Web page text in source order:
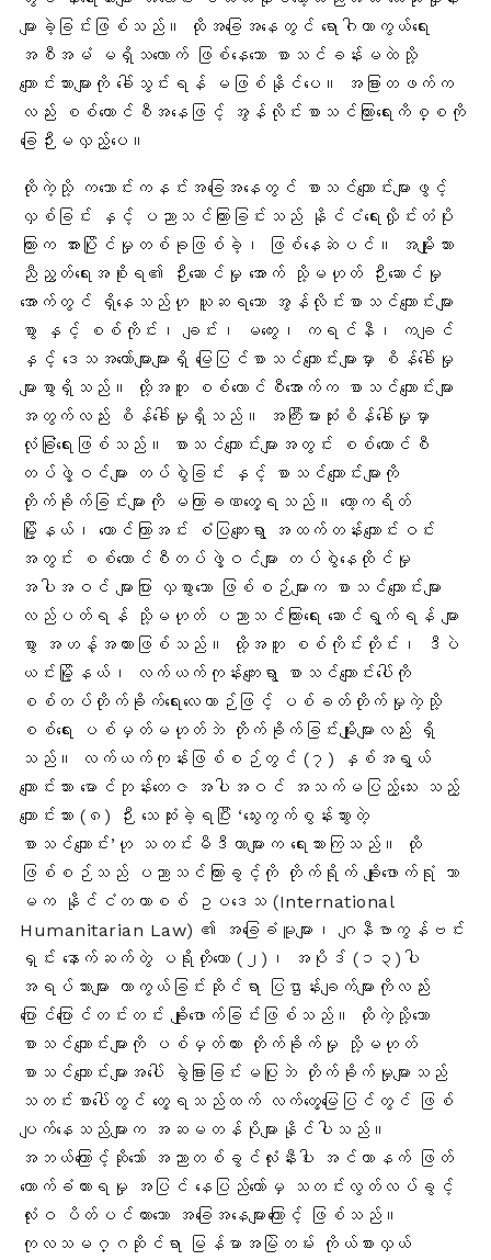
များခဲ့ခြင်းဖြစ်သည် ။ ထိုအခြေအနေတွင် ရောဂါကာကွယ်ရေး
အစီအမံ မရှိသလောက် ဖြစ်နေသော စာသင်ခန်းမထဲသို့
ကျောင်းသားများကို ခေါ်သွင်းရန် မဖြစ်နိုင်ပေ။ အခြားတဖက်က
လည်း စစ်ကောင်စီအနေဖြင့် အွန်လိုင်းစာသင်ကြားရေးကိစ္စကို
ခြေဉီးမလှည့်ပေ။
ထိုကဲ့သို့ ကသောင်းကနင်းအခြေအနေတွင် စာသင်ကျောင်းများဖွင့်
လှစ်ခြင်း နှင့် ပညာသင်ကြားခြင်းသည် နိုင်ငံရေးလှိုင်းတံပိုး
ကြားက အားပြိုင်မှုတစ်ခုဖြစ်ခဲ့၊ ဖြစ်နေဆဲပင်။ အမျိုးသား
ညီညွတ်ရေးအစိုးရ၏ ဉီးဆောင်မှု အောက် သို့မဟုတ် ဉီးဆောင်မှု
အောက်တွင် ရှိနေသည်ဟု ယူဆရသော အွန်လိုင်းစာသင်ကျောင်းများ
စွာ နှင့် စစ်ကိုင်း၊ ချင်း၊ မကွေး၊ ကရင်နီ၊ ကချင်
နှင့် ဒေသအတော်များများရှိ မြေပြင်စာသင်ကျောင်းများမှာ စိန်ခေါ်မှု
များစွာရှိသည်။ ထို့အတူ စစ်ကောင်စီအောက်က စာသင်ကျောင်းများ
အတွက်လည်း စိန်ခေါ်မှုရှိသည်။ အကြီးမားဆုံးစိန်ခေါ်မှုမှာ
လုံခြုံရေးဖြစ်သည်။ စာသင်ကျောင်းများအတွင်း စစ်ကောင်စီ
တပ်ဖွဲ့ဝင်များ တပ်စွဲခြင်း နှင့် စာသင်ကျောင်းများကို
တိုက်ခိုက်ခြင်းများကို မကြာခဏတွေ့ရသည်။ ကော့ကရိတ်
မြို့နယ်၊ တောင်ကြာအင်း စံပြကျေးရွာ အထက်တန်းကျောင်းဝင်း
အတွင်း စစ်ကောင်စီတပ်ဖွဲ့ဝင်များ တပ်စွဲနေထိုင်မှု
အပါအဝင် များပြား လှစွာသော ဖြစ်စဉ်များက စာသင်ကျောင်းများ
လည်ပတ်ရန် သို့မဟုတ် ပညာသင်ကြားရေး ဆောင်ရွက်ရန် များ
စွာ အဟန့်အတားဖြစ်သည်။ ထို့အတူ စစ်ကိုင်းတိုင်း၊ ဒီပဲ
ယင်းမြို့နယ်၊ လက်ယက်ကုန်းကျေးရွာ စာသင်ကျောင်းပေါ်ကို
စစ်တပ်တိုက်ခိုက်ရေးလေယာဉ်ဖြင့် ပစ်ခတ်တိုက်မှုကဲ့သို့
စစ်ရေး ပစ်မှတ်မဟုတ်ဘဲ တိုက်ခိုက်ခြင်းမျိုးများလည်း ရှိ
သည်။ လက်ယက်ကုန်းဖြစ်စဉ်တွင် (၇) နှစ်အရွယ်
ကျောင်းသား မောင်ဘုန်းတေဇ အပါအဝင် အသက်မပြည့်သေး သည့်
ကျောင်းသား (၈) ဉီး သေဆုံးခဲ့ရပြီး ‘သွေးကွက်စွန်းသွားတဲ့
စာသင်ကျောင်း’ဟု သတင်းမီဒီယာများက ရေးသားကြသည် ။ ထို
ဖြစ်စဉ်သည် ပညာသင်ကြားခွင့်ကို တိုက်ရိုက် ချိုးဖောက်ရုံ သာ
မက နိုင်ငံတကာစစ် ဥပဒေသ (International
Humanitarian Law) ၏ အခြေခံမူများ၊ ဂျနီဗာကွန်ဗင်း
ရှင်း နောက်ဆက်တွဲ ပရိုတိုကော (၂)၊ အပိုဒ် (၁၃)ပါ
အရပ်သားများ ကာကွယ်ခြင်းဆိုင်ရာ ပြဌာန်းချက်များကိုလည်း
ပြောင်ပြောင်တင်းတင်း ချိုးဖောက်ခြင်းဖြစ်သည် ။ ထိုကဲ့သို့သော
စာသင်ကျောင်းများကို ပစ်မှတ်ထား တိုက်ခိုက်မှု သို့မဟုတ်
စာသင်ကျောင်းများအပေါ် ခွဲခြားခြင်းမပြုဘဲ တိုက်ခိုက်မှုများသည်
သတင်းစာပေါ်တွင် တွေ့ရသည်ထက် လက်တွေ့မြေပြင်တွင် ဖြစ်
ပျက်နေသည်များက အဆမတန်ပိုများနိုင်ပါသည်။
အဘယ်ကြောင့်ဆိုသော် အညာတစ်ခွင်လုံးနီးပါး အင်တာနက် ဖြတ်
တောက်ခံထားရမှု အပြင် နေပြည်တော်မှ သတင်းလွတ်လပ်ခွင့်
လုံးဝ ပိတ်ပင်ထားသော အခြေအနေများကြောင့် ဖြစ်သည်။
ကုလသမဂ္ဂဆိုင်ရာ မြန်မာအမြဲတမ်း ကိုယ်စားလှယ်